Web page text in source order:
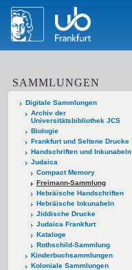
SAMMLUNGEN
Digitale Sammlungen
Archiv der
Universitätsbibliothek JCS
Biologie
Frankfurt und Seltene Drucke
Handschriften und Inkunabeln
Judaica
Compact Memory
Freimann-Sammlung
Hebräische Handschriften
Hebräische Inkunabeln
Jiddische Drucke
Judaica Frankfurt
Kataloge
Rothschild-Sammlung
Kinderbuchsammlungen
Koloniale Sammlungen